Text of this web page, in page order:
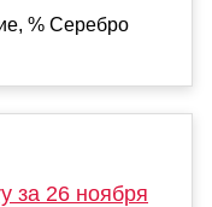
% Серебро
за 26 ноября